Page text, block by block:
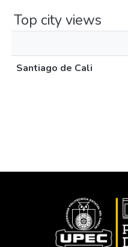
Top city views
Santiago de Cali